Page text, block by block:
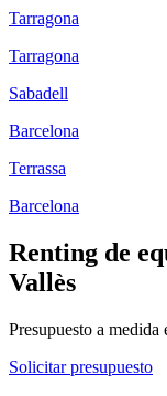
Tarragona
Tarragona
Sabadell
Barcelona
Terrassa
Barcelona
Renting de
Vallès
Presupuesto a medida
Solicitar presupuesto